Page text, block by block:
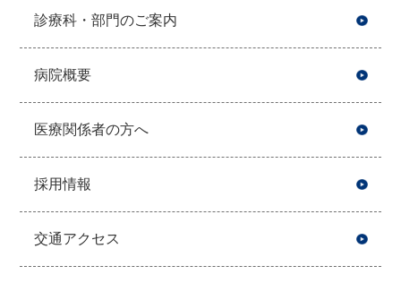
診療科・部門のご案内
病院概要
医療関係者の方へ
採用情報
交通アクセス